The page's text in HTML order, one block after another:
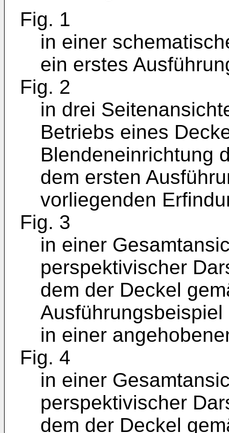
Fig. 1
in einer
ein erstes
Fig. 2
in drei
Betriebs eines
Blendeneinrichtung
dem ersten
vorliegenden
Fig. 3
in einer
perspektivischer
dem der Deckel
in einer
Fig. 4
in einer
perspektivischer
dem der Deckel